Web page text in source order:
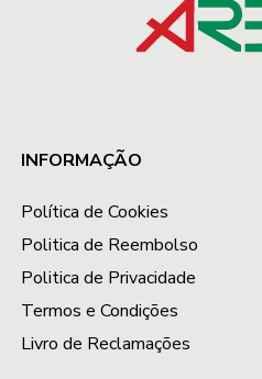
INFORMAÇÃO
Política de Cookies
Politica de Reembolso
Politica de Privacidade
Termos e Condições
Livro de Reclamações